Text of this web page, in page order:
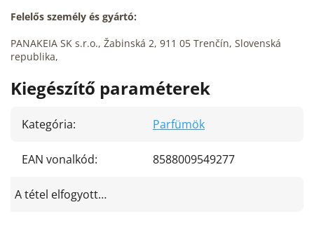
Felelős személy és gyártó:
PANAKEIA SK s.r.o., Žabinská 2, 911 05 Trenčín, Slovenská
republika,
Kiegészítő paraméterek
Kategória: Parfümök
EAN vonalkód: 8588009549277
A tétel elfogyott…